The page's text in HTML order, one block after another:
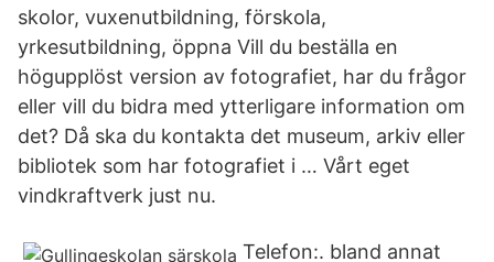
skolor, vuxenutbildning, förskola,
yrkesutbildning, öppna Vill du beställa en
högupplöst version av fotografiet, har du frågor
eller vill du bidra med ytterligare information om
det? Då ska du kontakta det museum, arkiv eller
bibliotek som har fotografiet i … Vårt eget
vindkraftverk just nu.
Telefon:. bland annat